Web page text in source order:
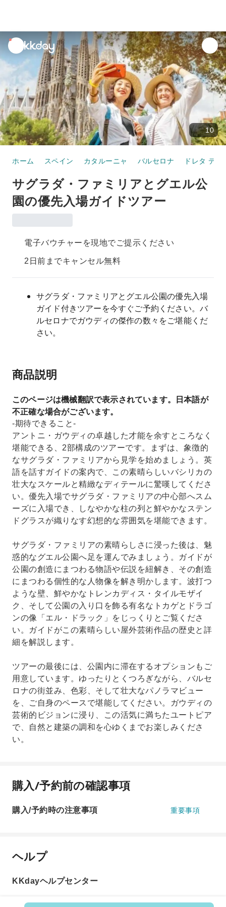
unread
notifications
10
ホーム スペイン カタルーニャ バルセロナ ドレタ デ
サグラダ・ファミリアとグエル公
園の優先入場ガイドツアー
電子バウチャーを現地でご提示ください
2日前までキャンセル無料
サグラダ・ファミリアとグエル公園の優先入場
ガイド付きツアーを今すぐご予約ください。バ
ルセロナでガウディの傑作の数々をご堪能くだ
さい。
商品説明
このページは機械翻訳で表示されています。日本語が
不正確な場合がございます。
-期待できること-
アントニ・ガウディの卓越した才能を余すところなく
堪能できる、2部構成のツアーです。まずは、象徴的
なサグラダ・ファミリアから見学を始めましょう。英
語を話すガイドの案内で、この素晴らしいバシリカの
壮大なスケールと精緻なディテールに驚嘆してくださ
い。優先入場でサグラダ・ファミリアの中心部へスム
ーズに入場でき、しなやかな柱の列と鮮やかなステン
ドグラスが織りなす幻想的な雰囲気を堪能できます。
サグラダ・ファミリアの素晴らしさに浸った後は、魅
惑的なグエル公園へ足を運んでみましょう。ガイドが
公園の創造にまつわる物語や伝説を紐解き、その創造
にまつわる個性的な人物像を解き明かします。波打つ
ような壁、鮮やかなトレンカディス・タイルモザイ
ク、そして公園の入り口を飾る有名なトカゲとドラゴ
ンの像「エル・ドラック」をじっくりとご覧くださ
い。ガイドがこの素晴らしい屋外芸術作品の歴史と詳
細を解説します。
ツアーの最後には、公園内に滞在するオプションもご
用意しています。ゆったりとくつろぎながら、バルセ
ロナの街並み、色彩、そして壮大なパノラマビュー
を、ご自身のペースで堪能してください。ガウディの
芸術的ビジョンに浸り、この活気に満ちたユートピア
で、自然と建築の調和を心ゆくまでお楽しみくださ
い。
購入/予約前の確認事項
購入/予約時の注意事項 重要事項
ヘルプ
KKdayヘルプセンター